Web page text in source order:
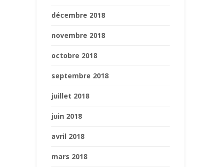
décembre 2018
novembre 2018
octobre 2018
septembre 2018
juillet 2018
juin 2018
avril 2018
mars 2018